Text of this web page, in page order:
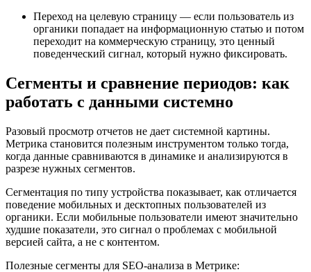
Переход на целевую страницу — если пользователь из
органики попадает на информационную статью и потом
переходит на коммерческую страницу, это ценный
поведенческий сигнал, который нужно фиксировать.
Сегменты и сравнение периодов: как
работать с данными системно
Разовый просмотр отчетов не дает системной картины.
Метрика становится полезным инструментом только тогда,
когда данные сравниваются в динамике и анализируются в
разрезе нужных сегментов.
Сегментация по типу устройства показывает, как отличается
поведение мобильных и десктопных пользователей из
органики. Если мобильные пользователи имеют значительно
худшие показатели, это сигнал о проблемах с мобильной
версией сайта, а не с контентом.
Полезные сегменты для SEO-анализа в Метрике: